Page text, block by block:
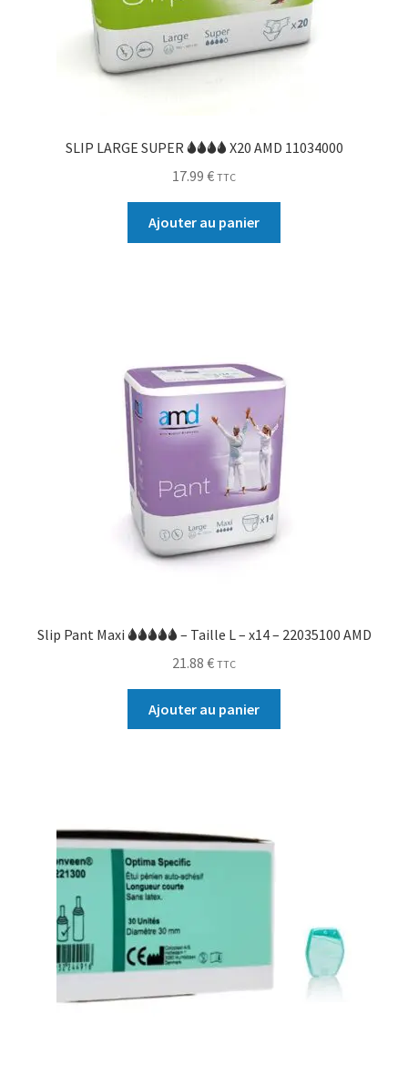
SLIP LARGE SUPER 🌢🌢🌢🌢 X20 AMD 11034000
17.99 € TTC
Ajouter au panier
Slip Pant Maxi 🌢🌢🌢🌢🌢 – Taille L – x14 – 22035100 AMD
21.88 € TTC
Ajouter au panier